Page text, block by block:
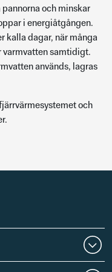
och minskar
i energiåtgången.
kalla dagar, när många
varmvatten samtidigt.
används, lagras
och